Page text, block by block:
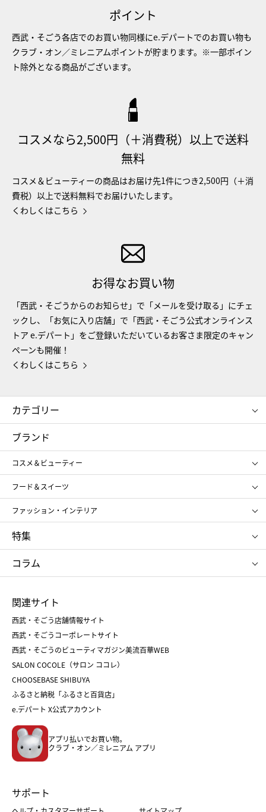
ポイント
西武・そごう各店でのお買い物同様にe.デパートでのお買い物も
クラブ・オン／ミレニアムポイントが貯まります。※一部ポイン
ト除外となる商品がございます。
コスメなら2,500円（＋消費税）以上で送料
無料
コスメ＆ビューティーの商品はお届け先1件につき2,500円（＋消
費税）以上で送料無料でお届けいたします。
くわしくはこちら
お得なお買い物
「西武・そごうからのお知らせ」で「メールを受け取る」にチェ
ックし、「お気に入り店舗」で「西武・そごう公式オンラインス
トア e.デパート」をご登録いただいているお客さま限定のキャン
ペーンも開催！
くわしくはこちら
カテゴリー
コスメ＆ビューティー
ギフト
レディース
メンズ
スポーツ・アウトドア
お中元
お歳暮
ブランド
コスメ＆ビューティー
SHISEIDO
ポール&ジョー ボーテ
ジルスチュアート
NARS
RMK
クリニーク
SK-Ⅱ
フード＆スイーツ
アンリ・シャルパンティエ
ゴディバ
新宿高野
たねや
ねんりん家
ファッション・インテリア
ポロ ラルフ ローレン
タケオ キクチ
ママ＆キッズ
シュタイフ
特集
お中元
ひな人形
五月人形
父の日
クリスマスケーキ
ホワイトデー
コラム
菓子折り
和菓子
人気のギフト
バレンタイン
ホワイトデー
おせち
フード
ホーム・キッチン＆アート
関連サイト
西武・そごう店舗情報サイト
西武・そごうコーポレートサイト
西武・そごうのビューティマガジン美流百華WEB
SALON COCOLE（サロン ココレ）
CHOOSEBASE SHIBUYA
ふるさと納税「ふるさと百貨店」
e.デパート X公式アカウント
アプリ払いでお買い物。
クラブ・オン／ミレニアム アプリ
サポート